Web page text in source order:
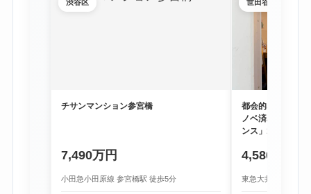
渋谷区
チサンマンション参宮橋
7,490万円
小田急小田原線 参宮橋駅 徒歩5分
世田谷区
都会的な利便性
ノベ済み物件「
ンス」1階
4,580万円
東急大井町線 尾山